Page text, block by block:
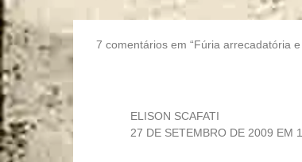
7 comentários em “Fúria arrecadatória
ELISON SCAFATI
27 DE SETEMBRO DE 2009 EM